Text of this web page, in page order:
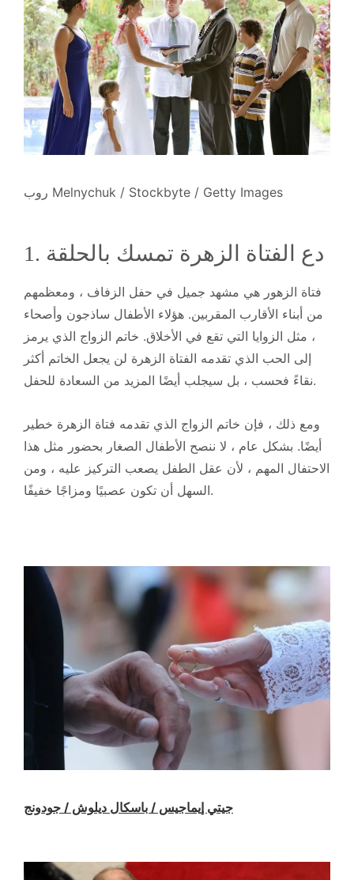
روب Melnychuk / Stockbyte / Getty Images
1. دع الفتاة الزهرة تمسك بالحلقة
فتاة الزهور هي مشهد جميل في حفل الزفاف ، ومعظمهم
من أبناء الأقارب المقربين. هؤلاء الأطفال ساذجون وأصحاء
، مثل الزوايا التي تقع في الأخلاق. خاتم الزواج الذي يرمز
إلى الحب الذي تقدمه الفتاة الزهرة لن يجعل الخاتم أكثر
نقاءً فحسب ، بل سيجلب أيضًا المزيد من السعادة للحفل.
ومع ذلك ، فإن خاتم الزواج الذي تقدمه فتاة الزهرة خطير
أيضًا. بشكل عام ، لا ننصح الأطفال الصغار بحضور مثل هذا
الاحتفال المهم ، لأن عقل الطفل يصعب التركيز عليه ، ومن
السهل أن تكون عصبيًا ومزاجًا خفيفًا.
جيتي إيماجيس / باسكال ديلوش / جودونج